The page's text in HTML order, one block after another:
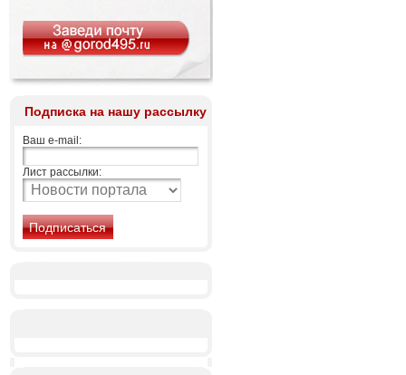
Подписка на нашу рассылку
Ваш e-mail:
Лист рассылки: